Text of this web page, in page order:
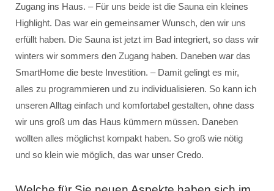
Zugang ins Haus. – Für uns beide ist die Sauna ein kleines
Highlight. Das war ein gemeinsamer Wunsch, den wir uns
erfüllt haben. Die Sauna ist jetzt im Bad integriert, so dass wir
winters wir sommers den Zugang haben. Daneben war das
SmartHome die beste Investition. – Damit gelingt es mir,
alles zu programmieren und zu individualisieren. So kann ich
unseren Alltag einfach und komfortabel gestalten, ohne dass
wir uns groß um das Haus kümmern müssen. Daneben
wollten alles möglichst kompakt haben. So groß wie nötig
und so klein wie möglich, das war unser Credo.